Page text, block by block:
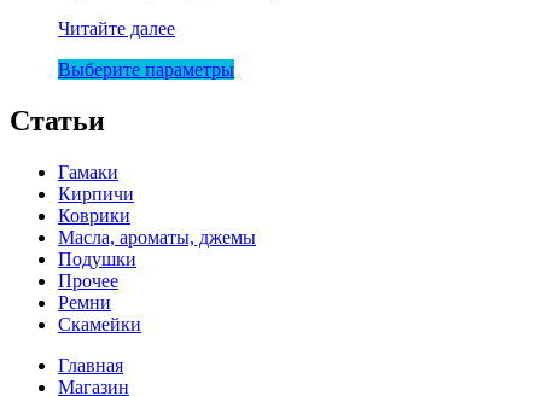
Скамейка
медитации
Читайте далее
Выберите параметрыЭтот
на
Статьи
Гамаки
Кирпичи
Коврики
Масла, ароматы, джемы
Подушки
Прочее
Ремни
Скамейки
Главная
Магазин